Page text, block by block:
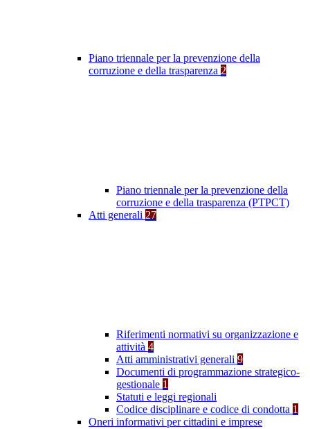
Piano triennale per la prevenzione della
corruzione e della trasparenza 2
Piano triennale per la prevenzione della
corruzione e della trasparenza (PTPCT)
Atti generali 27
Riferimenti normativi su organizzazione e
attività 4
Atti amministrativi generali 9
Documenti di programmazione strategico-
gestionale 1
Statuti e leggi regionali
Codice disciplinare e codice di condotta 1
Oneri informativi per cittadini e imprese